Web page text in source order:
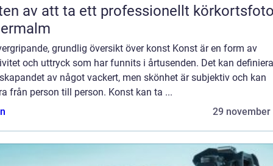
av att ta ett professionellt
grundlig översikt över konst Konst är en form av
och uttryck som har funnits i årtusenden. Det kan
av något vackert, men skönhet är subjektiv och kan
från person till person. Konst kan ta ...
29 november